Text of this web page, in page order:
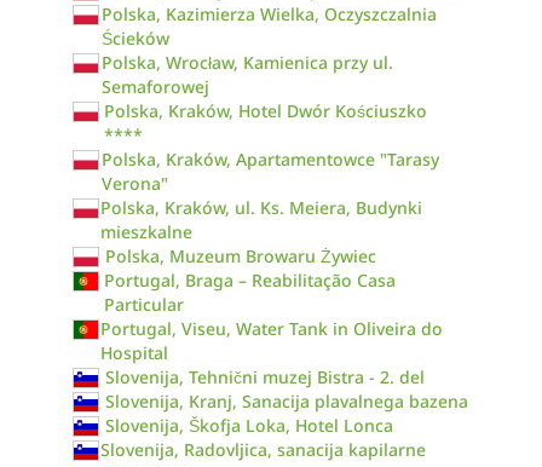
Polska, Kazimierza Wielka, Oczyszczalnia
Ścieków
Polska, Wrocław, Kamienica przy ul.
Semaforowej
Polska, Kraków, Hotel Dwór Kościuszko
****
Polska, Kraków, Apartamentowce "Tarasy
Verona"
Polska, Kraków, ul. Ks. Meiera, Budynki
mieszkalne
Polska, Muzeum Browaru Żywiec
Portugal, Braga – Reabilitação Casa
Particular
Portugal, Viseu, Water Tank in Oliveira do
Hospital
Slovenija, Tehnični muzej Bistra - 2. del
Slovenija, Kranj, Sanacija plavalnega bazena
Slovenija, Škofja Loka, Hotel Lonca
Slovenija, Radovljica, sanacija kapilarne